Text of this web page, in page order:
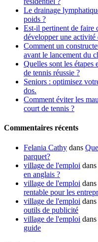
Le drainage
poids ?
Est-il pertinent de faire
développer une
Comment un
avant le lancement du
Quelles sont les étapes
de tennis réussie ?
Seniors : optimisez
dos.
Comment éviter les
court de tennis ?
Commentaires récents
Felania Cathy dans
parquet?
village de l'emploi dans
en anglais ?
village de l'emploi dans
rentable pour les
village de l'emploi dans
outils de publicité
village de l'emploi dans
guide